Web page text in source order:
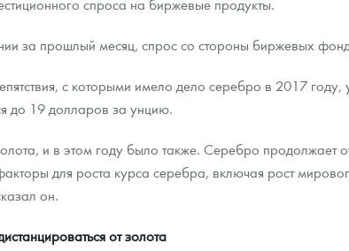
спроса на биржевые продукты.
за прошлый месяц, спрос со стороны биржевых
с которыми имело дело серебро в 2017
до 19 долларов за унцию.
и в этом году было также. Серебро продолжает
для роста курса серебра, включая рост
он.
от золота